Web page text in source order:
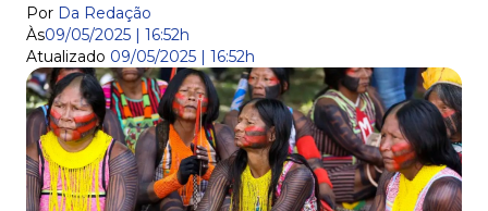
Por Da Redação
Às09/05/2025 | 16:52h
Atualizado 09/05/2025 | 16:52h